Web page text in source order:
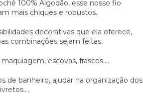
100% Algodão, esse nosso fio
mais chiques e robustos.
decorativas que ela oferece,
combinações sejam feitas.
escovas, frascos....
de banheiro, ajudar na organização dos